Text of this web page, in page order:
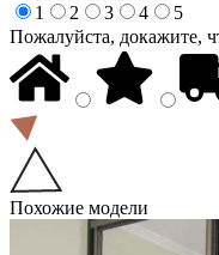
1
2 3 4
5
Пожалуйста, докажите,
Похожие модели